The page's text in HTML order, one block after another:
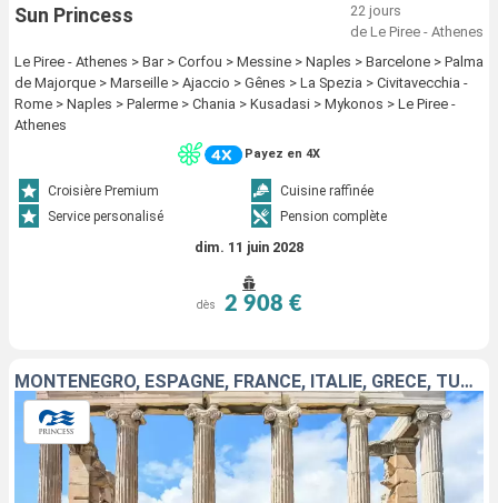
Sun Princess
22 jours
de Le Piree - Athenes
Le Piree - Athenes > Bar > Corfou > Messine > Naples > Barcelone > Palma
de Majorque > Marseille > Ajaccio > Gênes > La Spezia > Civitavecchia -
Rome > Naples > Palerme > Chania > Kusadasi > Mykonos > Le Piree -
Athenes
Payez en 4X
Croisière Premium
Cuisine raffinée
Service personalisé
Pension complète
dim. 11 juin 2028
dès 2 908 €
MONTÉNÉGRO, ESPAGNE, FRANCE, ITALIE, GRÈCE, TURQUIE